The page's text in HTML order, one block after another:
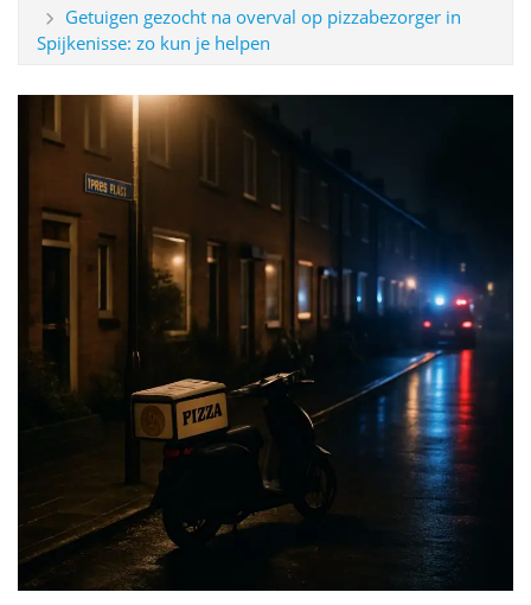
Getuigen gezocht na overval op pizzabezorger in
Spijkenisse: zo kun je helpen